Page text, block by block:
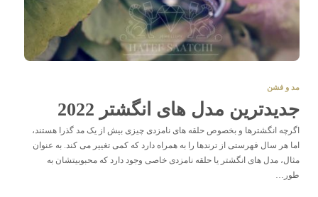
مد و فشن
جدیدترین مدل های انگشتر 2022
اگرچه انگشترها و بخصوص حلقه های نامزدی چیزی بیش از یک مد گذرا هستند،
اما هر سال فهرستی از ترندها را به همراه دارد که کمی تغییر می کند. به عنوان
مثال، مدل های انگشتر یا حلقه نامزدی خاصی وجود دارد که محبوبیتشان به
طور…